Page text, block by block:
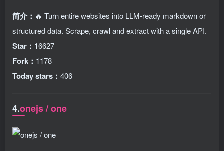
简介： 🔥 Turn entire websites into LLM-ready markdown or
structured data. Scrape, crawl and extract with a single API.
Star： 16627
Fork： 1178
Today stars： 406
4.onejs / one